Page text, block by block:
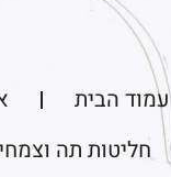
עמוד הבית
חליטות תה